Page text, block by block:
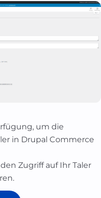
um die
in Drupal Commerce
Zugriff auf Ihr Taler